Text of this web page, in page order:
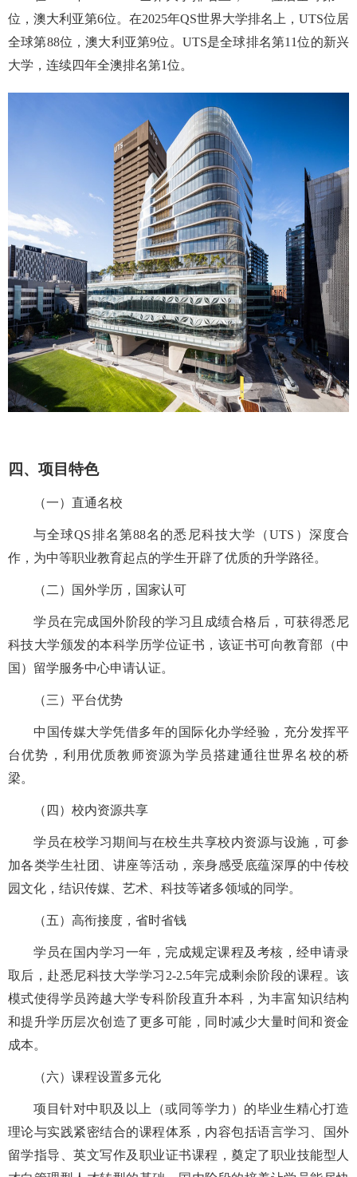
位，澳大利亚第6位。在2025年QS世界大学排名上， UTS位居
全球第88位，澳大利亚第9位。 UTS是全球排名第11位的新兴
大学，连续四年全澳排名第1位。
四、项目特色
（一）直通名校
与全球QS排名第88名的悉尼科技大学（UTS ）深度合
作， 为中等职业教育起点的学生开辟了优质的升学路径。
（二）国外学历，国家认可
学员在完成国外阶段的学习且成绩合格后，可获得悉尼
科技大学颁发的本科学历学位证书，该证书可向教育部（中
国）留学服务中心申请认证。
（三）平台优势
中国传媒大学凭借多年的国际化办学经验，充分发挥平
台优势，利用优质教师资源为学员搭建通往世界名校的桥
梁。
（四）校内资源共享
学员在校学习期间与在校生共享校内资源与设施，可参
加各类学生社团、讲座等活动，亲身感受底蕴深厚的中传校
园文化，结识传媒、艺术、科技等诸多领域的同学。
（五）高衔接度，省时省钱
学员在国内学习一年，完成规定课程及考核，经申请录
取后，赴悉尼科技大学学习 2-2.5年完成剩余阶段的课程。该
模式使得学员跨越大学专科阶段直升本科，为丰富知识结构
和提升学历层次创造了更多可能，同时减少大量时间和资金
成本。
（六）课程设置多元化
项目针对中职及以上（或同等学力）的毕业生精心打造
理论与实践紧密结合的课程体系，内容包括语言学习、国外
留学指导、英文写作及职业证书课程，奠定了职业技能型人